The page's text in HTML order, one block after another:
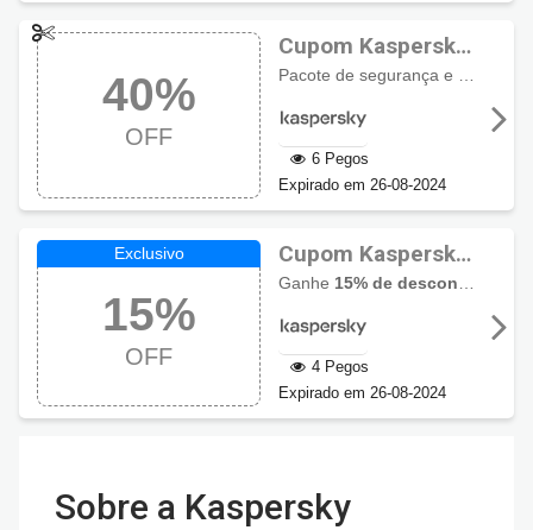
40%
OFF
Cupom Kaspersky
Total Security 40%
Pacote de segurança e antivírus premium para você e as crianças em PCs, Macs e em dispositivos móveis, plano com
6 Pegos
Expirado em 26-08-2024
15%
OFF
Cupom Kaspersky
15% de desconto
Ganhe 15% de desconto
4 Pegos
Expirado em 26-08-2024
Sobre a Kaspersky